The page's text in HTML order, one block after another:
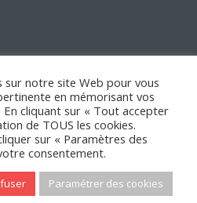
d'Épinay-sur-Orge
sur notre site Web pour vous
en mémorisant vos
cliquant sur « Tout accepter
de TOUS les cookies.
sur « Paramètres des
consentement.
Paramétrer des cookies